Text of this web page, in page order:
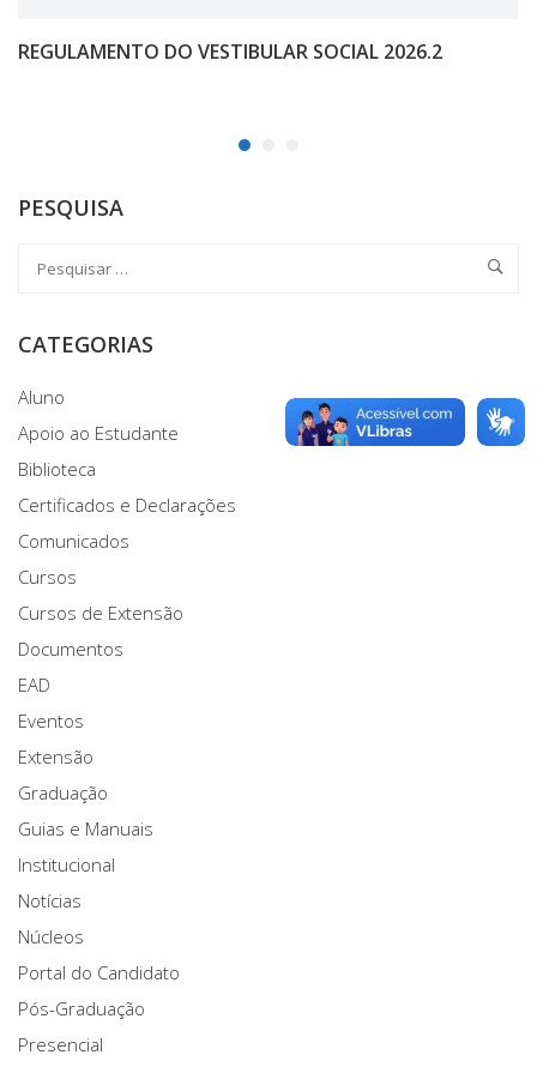
REGULAMENTO DO VESTIBULAR SOCIAL 2026.2
PESQUISA
CATEGORIAS
Aluno
Apoio ao Estudante
Biblioteca
Certificados e Declarações
Comunicados
Cursos
Cursos de Extensão
Documentos
EAD
Eventos
Extensão
Graduação
Guias e Manuais
Institucional
Notícias
Núcleos
Portal do Candidato
Pós-Graduação
Presencial